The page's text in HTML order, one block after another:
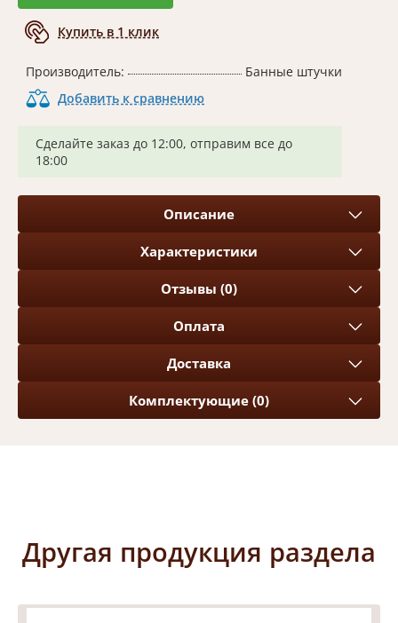
Купить в 1 клик
Производитель:
Банные штучки
Добавить к сравнению
Сделайте заказ до 12:00, отправим все до
18:00
Описание
Характеристики
Отзывы (0)
Оплата
Доставка
Комплектующие (0)
Другая продукция раздела